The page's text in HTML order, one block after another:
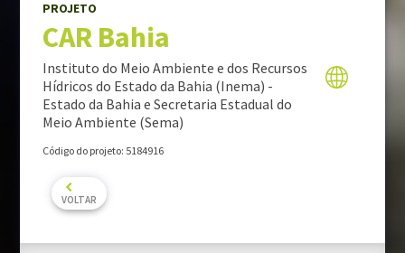
TRANSPARÊNCIA
Auditorias
Relatórios anuais
PROJETOS APOIADOS
COMO APRESENTAR PROJETOS
PROJETO
CAR Bahia
Instituto do Meio Ambiente e dos Recursos
Hídricos do Estado da Bahia (Inema) -
Estado da Bahia e Secretaria Estadual do
Meio Ambiente (Sema)
Código do projeto: 5184916
VOLTAR